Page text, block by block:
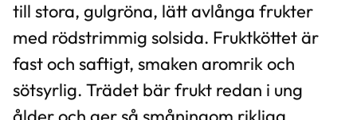
till stora, gulgröna, lätt avlånga frukter
med rödstrimmig solsida. Fruktköttet är
fast och saftigt, smaken aromrik och
sötsyrlig. Trädet bär frukt redan i ung